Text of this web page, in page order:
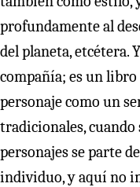
profundamente al
del planeta, etcétera.
compañía; es un libro
personaje como un
tradicionales, cuando
personajes se parte
individuo, y aquí no